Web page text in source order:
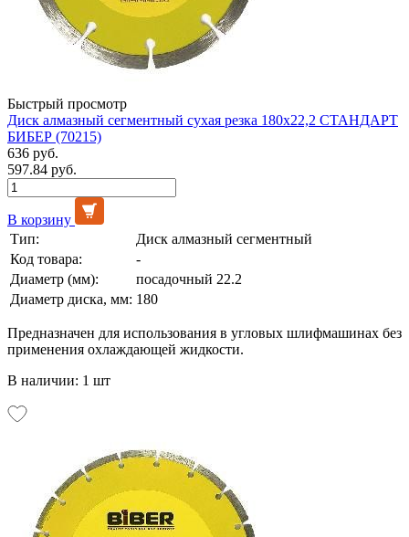
Быстрый просмотр
Диск алмазный сегментный сухая резка 180х22,2 СТАНДАРТ
БИБЕР (70215)
636 руб.
597.84 руб.
В корзину
Тип:
Диск алмазный сегментный
Код товара:
-
Диаметр (мм):
посадочный 22.2
Диаметр диска, мм: 180
Предназначен для использования в угловых шлифмашинах без
применения охлаждающей жидкости.
В наличии: 1 шт